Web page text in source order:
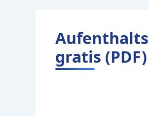
gratis (PDF)